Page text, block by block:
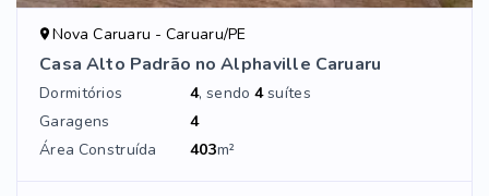
Nova Caruaru - Caruaru/PE
Casa Alto Padrão no Alphaville Caruaru
Dormitórios 4, sendo4suítes
Garagens
4
Área Construída
403m²